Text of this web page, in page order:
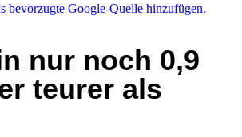
bevorzugte Google-Quelle hinzufügen.
nur noch 0,9
teurer als